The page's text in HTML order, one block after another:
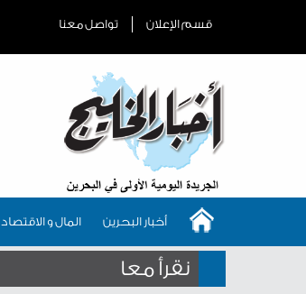
قسم الإعلان تواصل معنا
أخبار البحرين المال و الاقتصاد
نقرأ معا